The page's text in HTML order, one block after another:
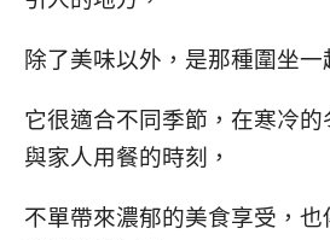
除了美味以外，是那種圍坐一
它很適合不同季節，在寒冷
與家人用餐的時刻，
不單帶來濃郁的美食享受，